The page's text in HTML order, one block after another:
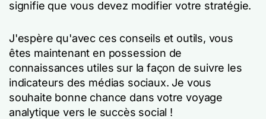
signifie que vous devez modifier votre stratégie.
J'espère qu'avec ces conseils et outils, vous
êtes maintenant en possession de
connaissances utiles sur la façon de suivre les
indicateurs des médias sociaux. Je vous
souhaite bonne chance dans votre voyage
analytique vers le succès social !